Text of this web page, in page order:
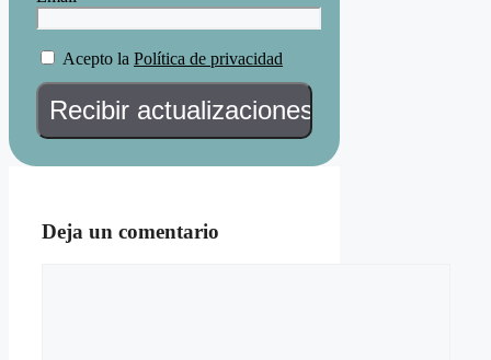
Acepto la Política de privacidad
Deja un comentario